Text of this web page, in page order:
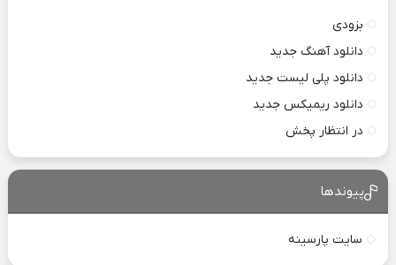
بزودی
دانلود آهنگ جدید
دانلود پلی لیست جدید
دانلود ریمیکس جدید
در انتظار پخش
پیوندها
سایت پارسینه